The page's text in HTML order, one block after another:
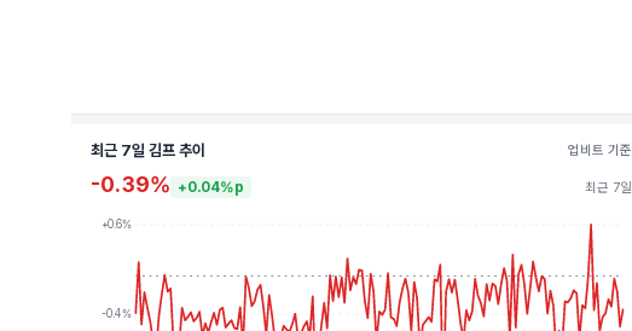
최근 7일 김프 추이 업비트 기준
-0.39% +0.04%p 최근 7일
+0.6%
-0.4%